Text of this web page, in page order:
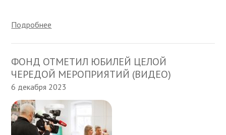
Подробнее
ФОНД ОТМЕТИЛ ЮБИЛЕЙ ЦЕЛОЙ
ЧЕРЕДОЙ МЕРОПРИЯТИЙ (ВИДЕО)
6 декабря 2023